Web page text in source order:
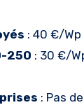
: 40 €/
250 : 30 €/
: Pas